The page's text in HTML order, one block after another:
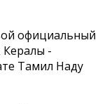
официальный
-
Тамил Наду